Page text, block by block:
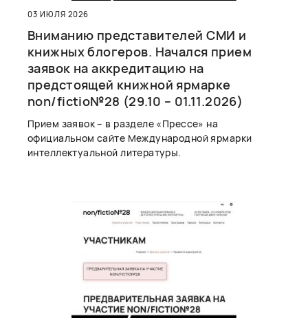
03 ИЮЛЯ 2026
Вниманию представителей СМИ и
книжных блогеров. Начался прием
заявок на аккредитацию на
предстоящей книжной ярмарке
non/fictio№28 (29.10 – 01.11.2026)
Прием заявок – в разделе «Прессе» на
официальном сайте Международной ярмарки
интеллектуальной литературы.